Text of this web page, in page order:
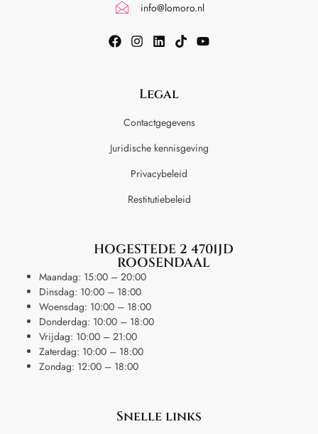
info@lomoro.nl
Legal
Contactgegevens
Juridische kennisgeving
Privacybeleid
Restitutiebeleid
HOGESTEDE 2 4701JD
ROOSENDAAL
Maandag: 15:00 – 20:00
Dinsdag: 10:00 – 18:00
Woensdag: 10:00 – 18:00
Donderdag: 10:00 – 18:00
Vrijdag: 10:00 – 21:00
Zaterdag: 10:00 – 18:00
Zondag: 12:00 – 18:00
Snelle links